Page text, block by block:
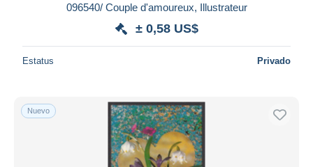
096540/ Couple d'amoureux, Illustrateur
± 0,58 US$
Estatus Privado
Nuevo